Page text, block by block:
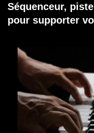
Séquenceur,
pour supporter